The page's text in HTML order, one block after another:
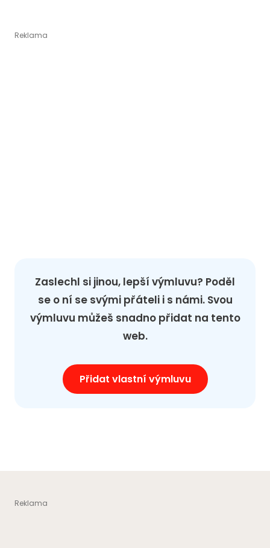
Zaslechl si jinou, lepší výmluvu? Poděl
se o ní se svými přáteli i s námi. Svou
výmluvu můžeš snadno přidat na tento
web.
Přidat vlastní výmluvu